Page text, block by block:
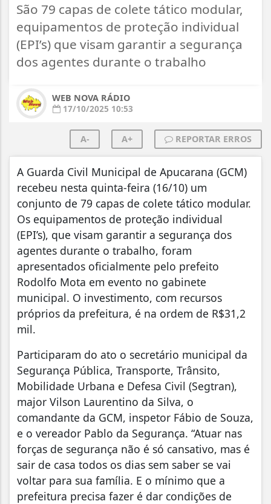
São 79 capas de colete tático modular,
equipamentos de proteção individual
(EPI’s) que visam garantir a segurança
dos agentes durante o trabalho
WEB NOVA RÁDIO
17/10/2025 10:53
A- A+ REPORTAR ERROS
A Guarda Civil Municipal de Apucarana (GCM)
recebeu nesta quinta-feira (16/10) um
conjunto de 79 capas de colete tático modular.
Os equipamentos de proteção individual
(EPI’s), que visam garantir a segurança dos
agentes durante o trabalho, foram
apresentados oficialmente pelo prefeito
Rodolfo Mota em evento no gabinete
municipal. O investimento, com recursos
próprios da prefeitura, é na ordem de R$31,2
mil.
Participaram do ato o secretário municipal da
Segurança Pública, Transporte, Trânsito,
Mobilidade Urbana e Defesa Civil (Segtran),
major Vilson Laurentino da Silva, o
comandante da GCM, inspetor Fábio de Souza,
e o vereador Pablo da Segurança. “Atuar nas
forças de segurança não é só cansativo, mas é
sair de casa todos os dias sem saber se vai
voltar para sua família. E o mínimo que a
prefeitura precisa fazer é dar condições de